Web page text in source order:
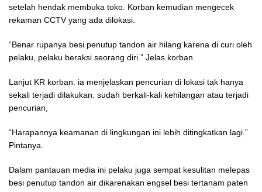
setelah hendak membuka toko. Korban kemudian mengecek
rekaman CCTV yang ada dilokasi.
“Benar rupanya besi penutup tandon air hilang karena di curi oleh
pelaku, pelaku beraksi seorang diri.” Jelas korban
Lanjut KR korban. ia menjelaskan pencurian di lokasi tak hanya
sekali terjadi dilakukan. sudah berkali-kali kehilangan atau terjadi
pencurian,
“Harapannya keamanan di lingkungan ini lebih ditingkatkan lagi.”
Pintanya.
Dalam pantauan media ini pelaku juga sempat kesulitan melepas
besi penutup tandon air dikarenakan engsel besi tertanam paten